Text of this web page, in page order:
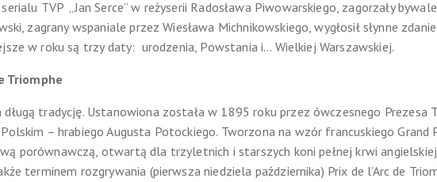
TVP „Jan Serce” w reżyserii Radosława Piwowarskiego, zagorzały
zagrany wspaniale przez Wiesława Michnikowskiego, wygłosił słynne
w roku są trzy daty: urodzenia, Powstania i… Wielkiej Warszawskiej.
Triomphe
długą tradycję. Ustanowiona została w 1895 roku przez ówczesnego Prezesa
– hrabiego Augusta Potockiego. Tworzona na wzór francuskiego Grand
porównawczą, otwartą dla trzyletnich i starszych koni pełnej krwi
terminem rozgrywania (pierwsza niedziela października) Prix de l’Arc de